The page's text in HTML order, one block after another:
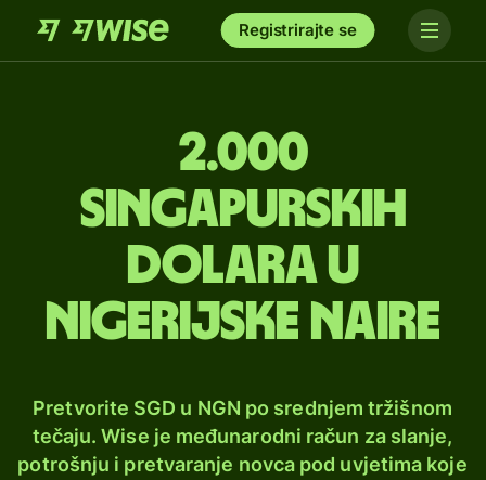
Registrirajte se
2.000
singapurskih
dolara u
nigerijske naire
Pretvorite SGD u NGN po srednjem tržišnom
tečaju. Wise je međunarodni račun za slanje,
potrošnju i pretvaranje novca pod uvjetima koje